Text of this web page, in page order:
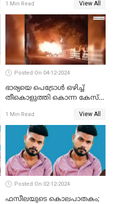
1 Min Read View All
Posted On 04-12-2024
ഭാര്യയെ പെട്രോള്‍ ഒഴിച്ച്
തീകൊളുത്തി കൊന്ന കേസ്‌;
രേഖപ്പെടുത്തി
1 Min Read View All
Posted On 02-12-2024
ഫസീലയുടെ കൊലപാതകം;